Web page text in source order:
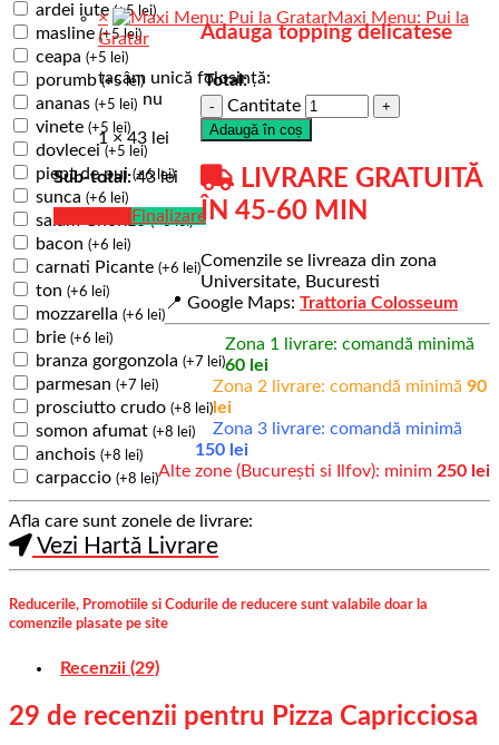
×
Maxi Menu: Pui la
Gratar
tacâm unică folosință:
nu
1 ×43 lei
Sub-total: 43lei
Finalizare
ardei iute(+5 lei)
masline(+5lei)
ceapa (+5 lei)
porumb(+5lei)
ananas (+5 lei)
vinete (+5 lei)
dovlecei (+5 lei)
piept de pui(+6 lei)
sunca (+6 lei)
salam Chorizo(+6lei)
bacon (+6 lei)
carnati Picante (+6 lei)
ton (+6 lei)
mozzarella (+6 lei)
brie (+6 lei)
branza gorgonzola (+7 lei)
parmesan (+7 lei)
Adauga topping delicatese
prosciutto crudo (+8 lei)
somon afumat (+8 lei)
anchois (+8 lei)
carpaccio (+8 lei)
Total:
Cantitate
Adaugă în coș
LIVRARE GRATUITĂ
ÎN 45-60 MIN
Comenzile se livreaza din zona
Universitate, Bucuresti
📍 Google Maps: Trattoria Colosseum
Zona 1 livrare: comandă minimă
60 lei
Zona 2 livrare: comandă minimă 90
lei
Zona 3 livrare: comandă minimă
150 lei
Alte zone (București si Ilfov): minim 250 lei
Afla care sunt zonele de livrare:
Vezi Hartă Livrare
Reducerile, Promotiile si Codurile de reducere sunt valabile doar la
comenzile plasate pe site
Recenzii (29)
29 de recenzii pentru Pizza Capricciosa